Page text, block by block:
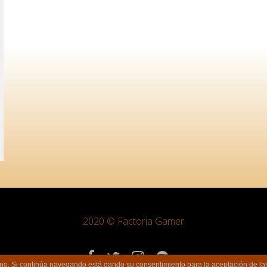
2020 © Factoria Gamer
Si continúa navegando está dando su consentimiento para la aceptación de